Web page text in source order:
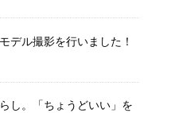
デル撮影を行いました！
し。「ちょうどいい」を